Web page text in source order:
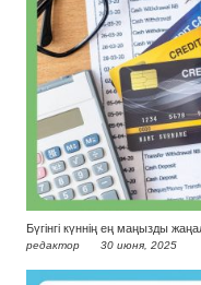
Бүгінгі күннің ең маңызды
редактор 30 июня, 2025